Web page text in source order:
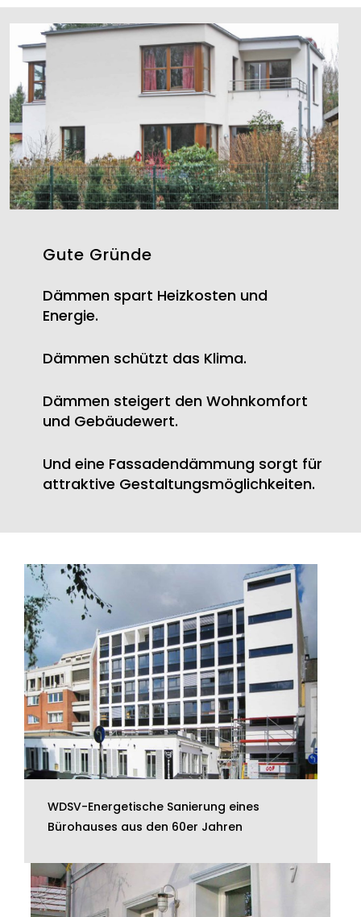
Gute Gründe
Dämmen spart Heizkosten und
Energie.
Dämmen schützt das Klima.
Dämmen steigert den Wohnkomfort
und Gebäudewert.
Und eine Fassadendämmung sorgt für
attraktive Gestaltungsmöglichkeiten.
WDSV-Energetische Sanierung eines
Bürohauses aus den 60er Jahren